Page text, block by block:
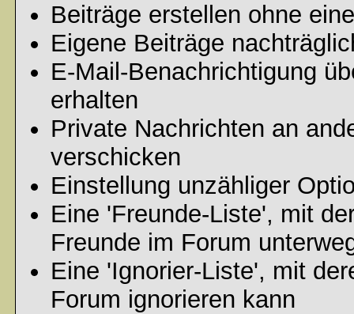
Beiträge erstellen ohne
Eigene Beiträge
E-Mail-Benachrichtigung
erhalten
Private Nachrichten an
verschicken
Einstellung unzähliger
Eine 'Freunde-Liste', mit
Freunde im Forum
Eine 'Ignorier-Liste', mit
Forum ignorieren kann